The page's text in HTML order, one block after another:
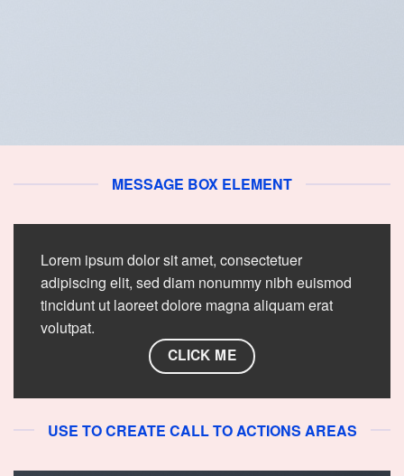
MESSAGE BOX ELEMENT
Lorem ipsum dolor sit amet, consectetuer
adipiscing elit, sed diam nonummy nibh euismod
tincidunt ut laoreet dolore magna aliquam erat
volutpat.
CLICK ME
USE TO CREATE CALL TO ACTIONS AREAS